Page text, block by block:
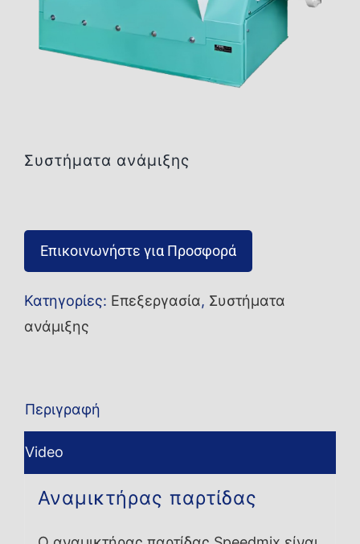
Συστήματα ανάμιξης
Επικοινωνήστε για Προσφορά
Κατηγορίες: Επεξεργασία, Συστήματα
ανάμιξης
Περιγραφή
Video
Αναμικτήρας παρτίδας